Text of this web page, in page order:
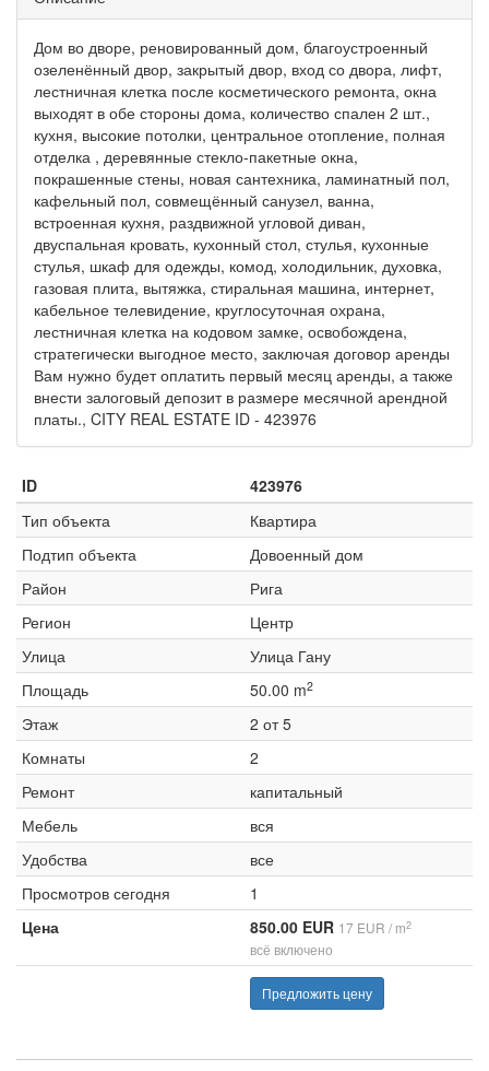
Дом во дворе, реновированный дом, благоустроенный
озеленённый двор, закрытый двор, вход со двора, лифт,
лестничная клетка после косметического ремонта, окна
выходят в обе стороны дома, количество спален 2 шт.,
кухня, высокие потолки, центральное отопление, полная
отделка , деревянные стекло-пакетные окна,
покрашенные стены, новая сантехника, ламинатный пол,
кафельный пол, совмещённый санузел, ванна,
встроенная кухня, раздвижной угловой диван,
двуспальная кровать, кухонный стол, стулья, кухонные
стулья, шкаф для одежды, комод, холодильник, духовка,
газовая плита, вытяжка, стиральная машина, интернет,
кабельное телевидение, круглосуточная охрана,
лестничная клетка на кодовом замке, освобождена,
стратегически выгодное место, заключая договор аренды
Вам нужно будет оплатить первый месяц аренды, а также
внести залоговый депозит в размере месячной арендной
платы., CITY REAL ESTATE ID - 423976
ID
423976
Тип объекта
Квартира
Подтип объекта
Довоенный дом
Район
Рига
Регион
Центр
Улица
Улица Гану
Площадь
50.00 m2
Этаж
2 от 5
Комнаты
2
Ремонт
капитальный
Мебель
вся
Удобства
все
Просмотров сегодня
1
Цена
850.00 EUR 17 EUR / m2
всё включено
Предложить цену